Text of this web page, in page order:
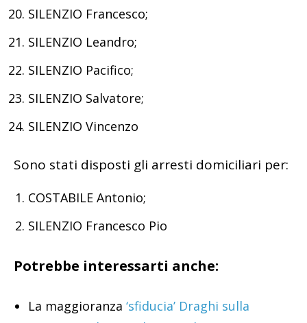
SILENZIO Francesco;
SILENZIO Leandro;
SILENZIO Pacifico;
SILENZIO Salvatore;
SILENZIO Vincenzo
Sono stati disposti gli arresti domiciliari per:
COSTABILE Antonio;
SILENZIO Francesco Pio
Potrebbe interessarti anche:
La maggioranza ‘sfiducia’ Draghi sulla